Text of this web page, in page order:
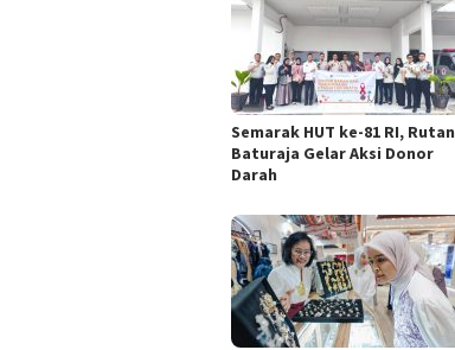
Semarak HUT ke-81 RI, Rutan
Baturaja Gelar Aksi Donor
Darah